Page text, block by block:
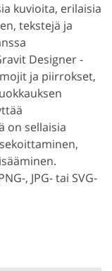
kuvioita, erilaisia
tekstejä ja
Designer -
ja piirrokset,
on sellaisia
, JPG- tai SVG-